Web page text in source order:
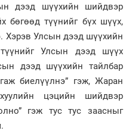
дээд шүүхийн шийдвэр
бөгөөд түүнийг бүх шүүх,
Хэрэв Улсын дээд шүүхийн
Улсын дээд шүүх
дээд шүүхийн тайлбар
биелүүлнэ” гэж, Жаран
цэцийн шийдвэр
гэж тус тус заасныг